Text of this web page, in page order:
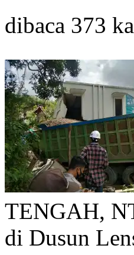
dibaca 373
TENGAH,
di Dusun